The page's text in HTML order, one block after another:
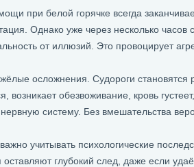
при белой горячке всегда
Однако уже через несколько
от иллюзий. Это провоцирует
осложнения. Судороги
возникает обезвоживание, кровь
систему. Без вмешательства
учитывать психологические
глубокий след, даже если